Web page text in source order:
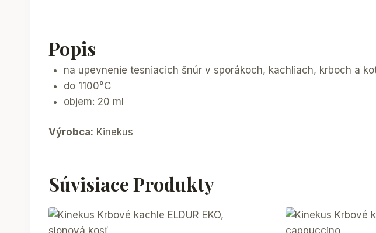
Popis
na upevnenie tesniacich šnúr v sporákoch, kachliach, krboch a
do 1100°C
objem: 20 ml
Výrobca: Kinekus
Súvisiace Produkty